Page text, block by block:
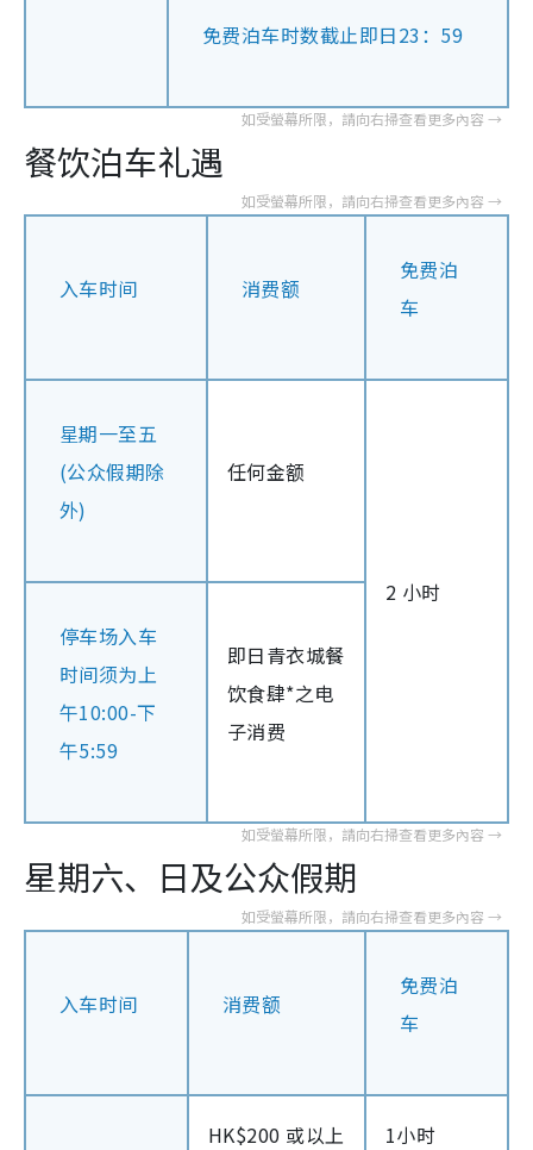
免费泊车时数截止即日23：59
餐饮泊车礼遇
入车时间 消费额
免费泊
车
星期一至五
(公众假期除
外)
任何金额
2 小时
停车场入车
时间须为上
午10:00-下
午5:59
即日青衣城餐
饮食肆*之电
子消费
星期六、日及公众假期
入车时间 消费额
免费泊
车
HK$200 或以上 1小时